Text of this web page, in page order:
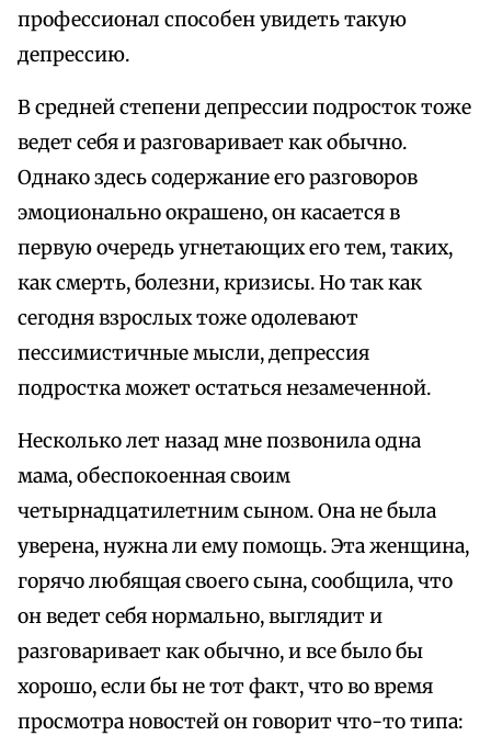
профессионал способен увидеть такую
депрессию.
В средней степени депрессии подросток тоже
ведет себя и разговаривает как обычно.
Однако здесь содержание его разговоров
эмоционально окрашено, он касается в
первую очередь угнетающих его тем, таких,
как смерть, болезни, кризисы. Но так как
сегодня взрослых тоже одолевают
пессимистичные мысли, депрессия
подростка может остаться незамеченной.
Несколько лет назад мне позвонила одна
мама, обеспокоенная своим
четырнадцатилетним сыном. Она не была
уверена, нужна ли ему помощь. Эта женщина,
горячо любящая своего сына, сообщила, что
он ведет себя нормально, выглядит и
разговаривает как обычно, и все было бы
хорошо, если бы не тот факт, что во время
просмотра новостей он говорит что-то типа: